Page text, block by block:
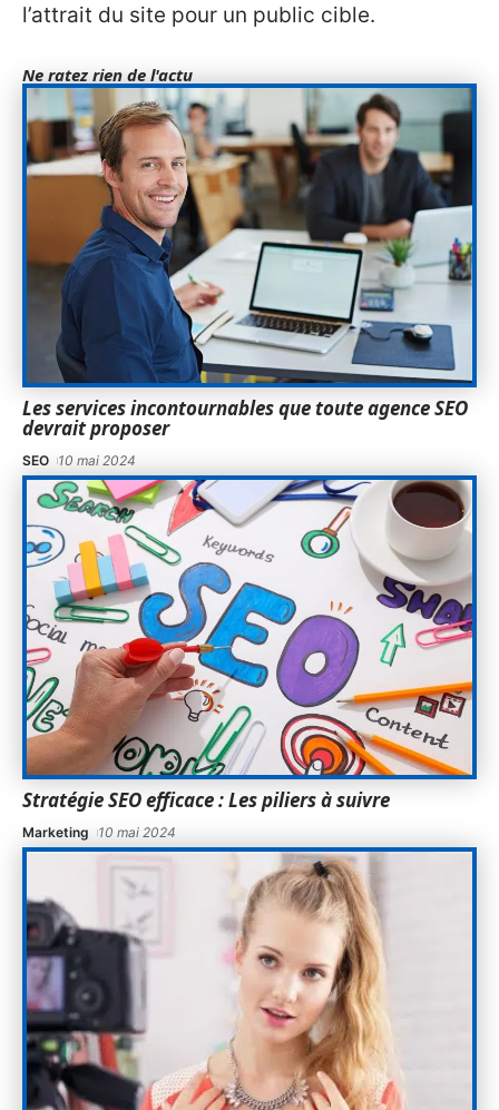
l’attrait du site pour un public cible.
Ne ratez rien de l'actu
Les services incontournables que toute agence SEO
devrait proposer
SEO 10 mai 2024
Stratégie SEO efficace : Les piliers à suivre
Marketing 10 mai 2024